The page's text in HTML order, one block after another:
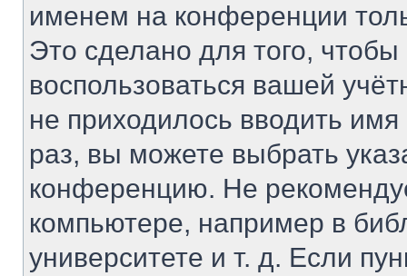
именем на конференции
Это сделано для того, чтобы
воспользоваться вашей
не приходилось вводить
раз, вы можете выбрать
конференцию. Не
компьютере, например в
университете и т. д. Если